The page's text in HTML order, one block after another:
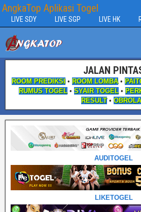
AngkaTop Aplikasi Togel
LIVE SDY LIVE SGP LIVE HK
JALAN
ROOM PREDIKSI • ROOM LOMBA•
RUMUS TOGEL• SYAIR TOGEL•
RESULT•
AUDITOGEL
LIKETOGEL